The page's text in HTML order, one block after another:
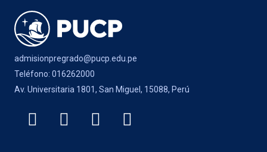
admisionpregrado@pucp.edu.pe
Teléfono: 016262000
Av. Universitaria 1801, San Miguel, 15088, Perú